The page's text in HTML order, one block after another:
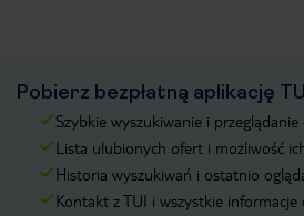
Pobierz bezpłatną aplikację TUI
Szybkie wyszukiwanie i
Lista ulubionych ofert i możliwość
Historia wyszukiwań i ostatnio
Kontakt z TUI i wszystkie informacje